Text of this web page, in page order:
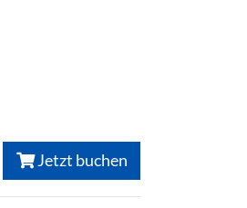
Jetzt buchen